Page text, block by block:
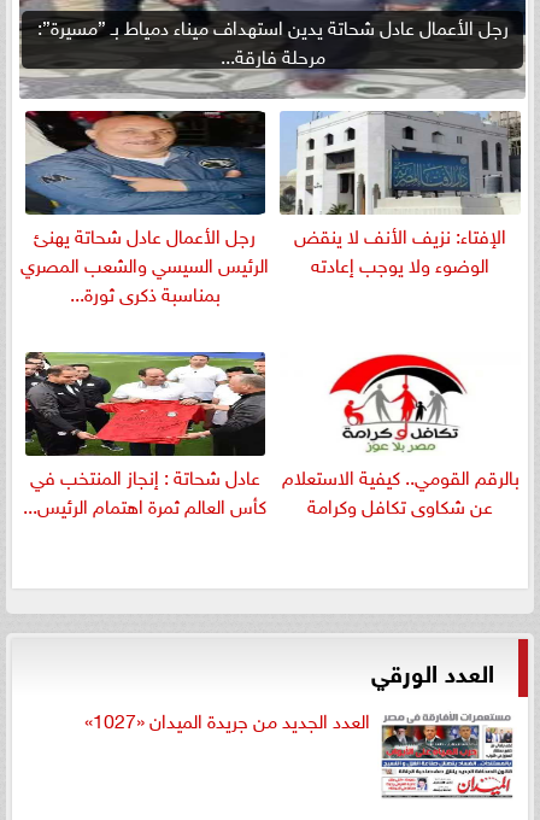
رجل الأعمال عادل شحاتة يدين استهداف ميناء دمياط بـ ”مسيرة”:
مرحلة فارقة...
الإفتاء: نزيف الأنف لا ينقض
الوضوء ولا يوجب إعادته
رجل الأعمال عادل شحاتة يهنئ
الرئيس السيسي والشعب المصري
بمناسبة ذكرى ثورة...
بالرقم القومي.. كيفية الاستعلام
عن شكاوى تكافل وكرامة
عادل شحاتة : إنجاز المنتخب في
كأس العالم ثمرة اهتمام الرئيس...
العدد الورقي
العدد الجديد من جريدة الميدان «1027»